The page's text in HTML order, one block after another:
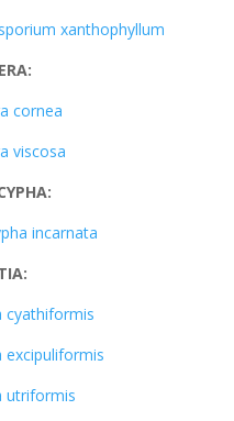
xanthophyllum
cornea
viscosa
incarnata
cyathiformis
excipuliformis
utriformis